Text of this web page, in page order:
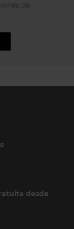
de
desde